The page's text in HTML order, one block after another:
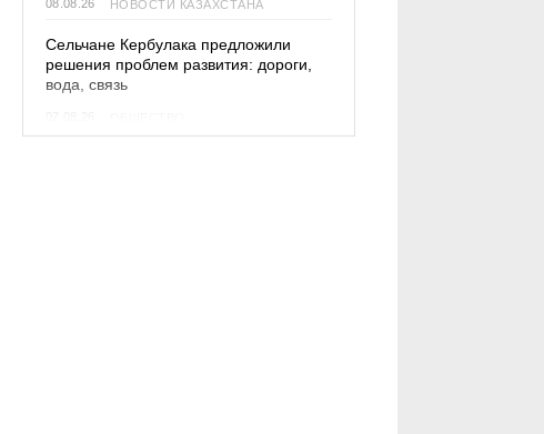
08.08.26 НОВОСТИ КАЗАХСТАНА
Сельчане Кербулака предложили
решения проблем развития: дороги,
вода, связь